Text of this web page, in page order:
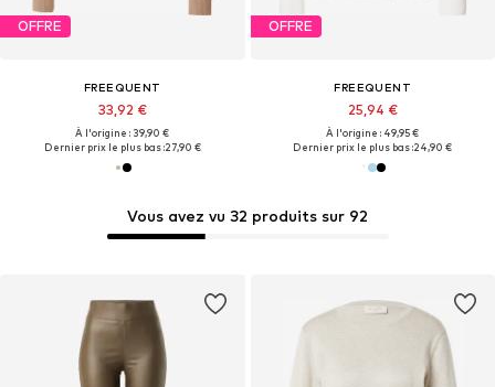
Vous avez vu 32 produits sur 92
OFFRE
FREEQUENT
33,92 €
À l'origine : 39,90 €
Dernier prix le plus bas :27,90 €
OFFRE
FREEQUENT
25,94 €
À l'origine : 49,95 €
Dernier prix le plus bas :24,90 €